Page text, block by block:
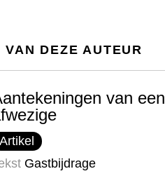
VAN DEZE AUTEUR
van een
Artikel
Gastbijdrage